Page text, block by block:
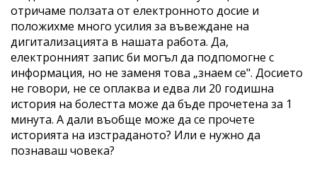
отричаме ползата от електронното досие и
положихме много усилия за въвеждане на
дигитализацията в нашата работа. Да,
електронният запис би могъл да подпомогне с
информация, но не заменя това „знаем се". Досието
не говори, не се оплаква и едва ли 20 годишна
история на болестта може да бъде прочетена за 1
минута. А дали въобще може да се прочете
историята на изстраданото? Или е нужно да
познаваш човека?